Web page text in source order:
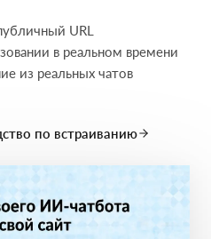
URL
в реальном времени
из реальных чатов
по встраиванию